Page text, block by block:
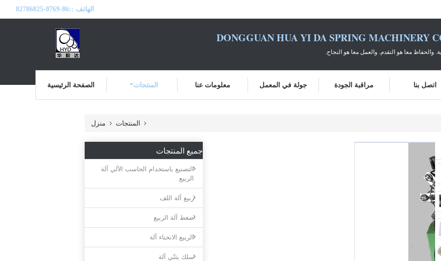
الهاتف ::86-0769-82786825
DONGGUAN HUA YI DA SPRING MACHINERY
والحفاظ معا هو التقدم. والعمل معا هو النجاح.
الصفحة الرئيسية المنتجات معلومات عنا جولة في المعمل مراقبة الجودة اتصل بنا
منزل المنتجات
جميع المنتجات
التصنيع باستخدام الحاسب الآلي آلة
الربيع
ربيع آلة اللف
ضغط آلة الربيع
الربيع الانحناء آلة
سلك يثنّي آلة